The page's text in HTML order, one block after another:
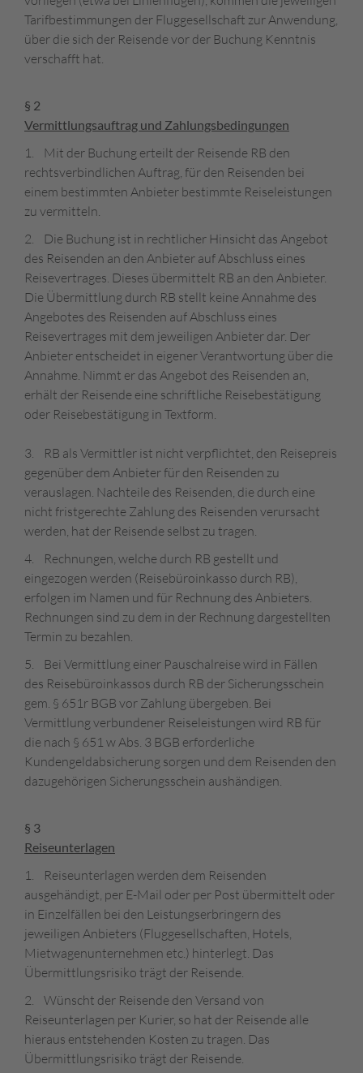
Tarifbestimmungen der Fluggesellschaft zur Anwendung,
über die sich der Reisende vor der Buchung Kenntnis
verschafft hat.
§ 2
Vermittlungsauftrag und Zahlungsbedingungen
1. Mit der Buchung erteilt der Reisende RB den
rechtsverbindlichen Auftrag, für den Reisenden bei
einem bestimmten Anbieter bestimmte Reiseleistungen
zu vermitteln.
2. Die Buchung ist in rechtlicher Hinsicht das Angebot
des Reisenden an den Anbieter auf Abschluss eines
Reisevertrages. Dieses übermittelt RB an den Anbieter.
Die Übermittlung durch RB stellt keine Annahme des
Angebotes des Reisenden auf Abschluss eines
Reisevertrages mit dem jeweiligen Anbieter dar. Der
Anbieter entscheidet in eigener Verantwortung über die
Annahme. Nimmt er das Angebot des Reisenden an,
erhält der Reisende eine schriftliche Reisebestätigung
oder Reisebestätigung in Textform.
3. RB als Vermittler ist nicht verpflichtet, den Reisepreis
gegenüber dem Anbieter für den Reisenden zu
verauslagen. Nachteile des Reisenden, die durch eine
nicht fristgerechte Zahlung des Reisenden verursacht
werden, hat der Reisende selbst zu tragen.
4. Rechnungen, welche durch RB gestellt und
eingezogen werden (Reisebüroinkasso durch RB),
erfolgen im Namen und für Rechnung des Anbieters.
Rechnungen sind zu dem in der Rechnung dargestellten
Termin zu bezahlen.
5. Bei Vermittlung einer Pauschalreise wird in Fällen
des Reisebüroinkassos durch RB der Sicherungsschein
gem. § 651r BGB vor Zahlung übergeben. Bei
Vermittlung verbundener Reiseleistungen wird RB für
die nach § 651 w Abs. 3 BGB erforderliche
Kundengeldabsicherung sorgen und dem Reisenden den
dazugehörigen Sicherungsschein aushändigen.
§ 3
Reiseunterlagen
1. Reiseunterlagen werden dem Reisenden
ausgehändigt, per E-Mail oder per Post übermittelt oder
in Einzelfällen bei den Leistungserbringern des
jeweiligen Anbieters (Fluggesellschaften, Hotels,
Mietwagenunternehmen etc.) hinterlegt. Das
Übermittlungsrisiko trägt der Reisende.
2. Wünscht der Reisende den Versand von
Reiseunterlagen per Kurier, so hat der Reisende alle
hieraus entstehenden Kosten zu tragen. Das
Übermittlungsrisiko trägt der Reisende.